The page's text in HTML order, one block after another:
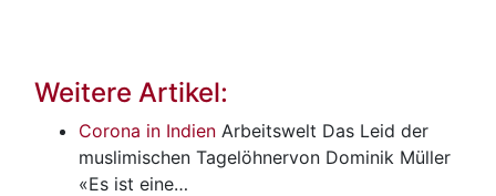
Weitere Artikel:
Corona in Indien Arbeitswelt Das Leid der
muslimischen Tagelöhnervon Dominik Müller
«Es ist eine…